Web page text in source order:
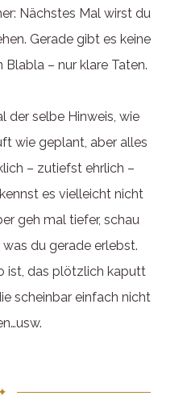
Nächstes Mal wirst du
Gerade gibt es keine
– nur klare Taten.
der selbe Hinweis, wie
wie geplant, aber alles
– zutiefst ehrlich –
es vielleicht nicht
geh mal tiefer, schau
du gerade erlebst.
ist, das plötzlich kaputt
scheinbar einfach nicht